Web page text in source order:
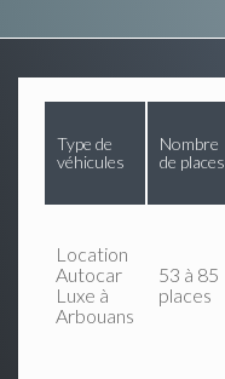
Type de
véhicules
Nombre
de places
Location
Autocar
Luxe à
Arbouans
53 à 85
places